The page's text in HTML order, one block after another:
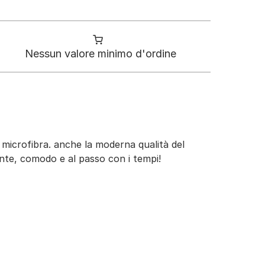
Nessun valore minimo d'ordine
anche la moderna qualità del
comodo e al passo con i tempi!